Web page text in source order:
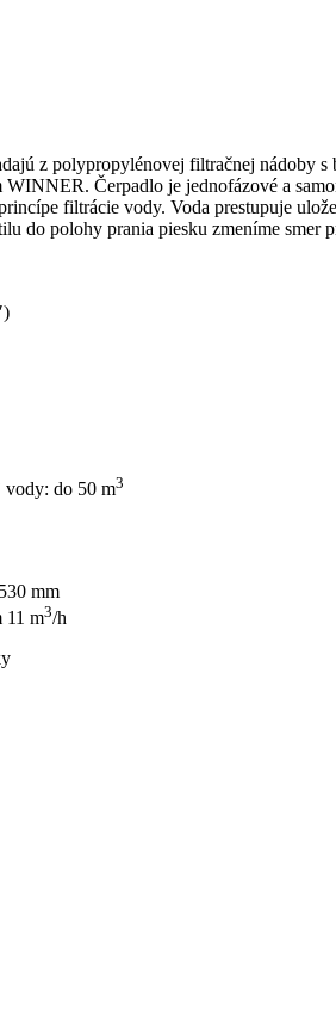
z polypropylénovej filtračnej nádoby
Čerpadlo je jednofázové a
filtrácie vody. Voda prestupuje
do polohy prania piesku zmeníme
vody: do 50 m3
mm
11 m3/h